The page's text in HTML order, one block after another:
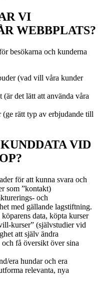
VI
WEBBPLATS?
besökarna och kunderna
(vad vill våra kunder
det lätt att använda våra
rätt typ av erbjudande till
VID
för att kunna svara och
som ”kontakt)
och
med gällande lagstiftning.
köparens data, köpta kurser
kurser” (självstudier vid
att själv ändra
få översikt över sina
era hundar och era
relevanta, nya